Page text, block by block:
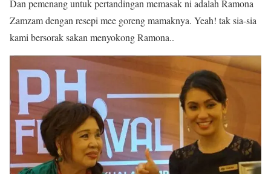
Dan pemenang untuk pertandingan memasak ni adalah Ramona
Zamzam dengan resepi mee goreng mamaknya. Yeah! tak sia-sia
kami bersorak sakan menyokong Ramona..